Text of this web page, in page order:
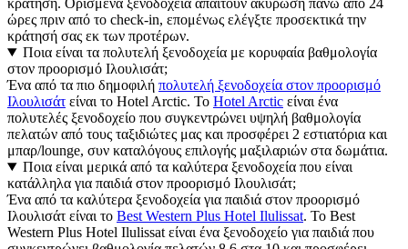
κράτηση. Ορισμένα ξενοδοχεία απαιτούν ακύρωση πάνω από 24
ώρες πριν από το check-in, επομένως ελέγξτε προσεκτικά την
κράτησή σας εκ των προτέρων.
Ποια είναι τα πολυτελή ξενοδοχεία με κορυφαία βαθμολογία
στον προορισμό Ιλουλισάτ;
Ένα από τα πιο δημοφιλή πολυτελή ξενοδοχεία στον προορισμό
Ιλουλισάτ είναι το Hotel Arctic. Το Hotel Arctic είναι ένα
πολυτελές ξενοδοχείο που συγκεντρώνει υψηλή βαθμολογία
πελατών από τους ταξιδιώτες μας και προσφέρει 2 εστιατόρια και
μπαρ/lounge, συν καταλόγους επιλογής μαξιλαριών στα δωμάτια.
Ποια είναι μερικά από τα καλύτερα ξενοδοχεία που είναι
κατάλληλα για παιδιά στον προορισμό Ιλουλισάτ;
Ένα από τα καλύτερα ξενοδοχεία για παιδιά στον προορισμό
Ιλουλισάτ είναι το Best Western Plus Hotel Ilulissat. Το Best
Western Plus Hotel Ilulissat είναι ένα ξενοδοχείο για παιδιά που